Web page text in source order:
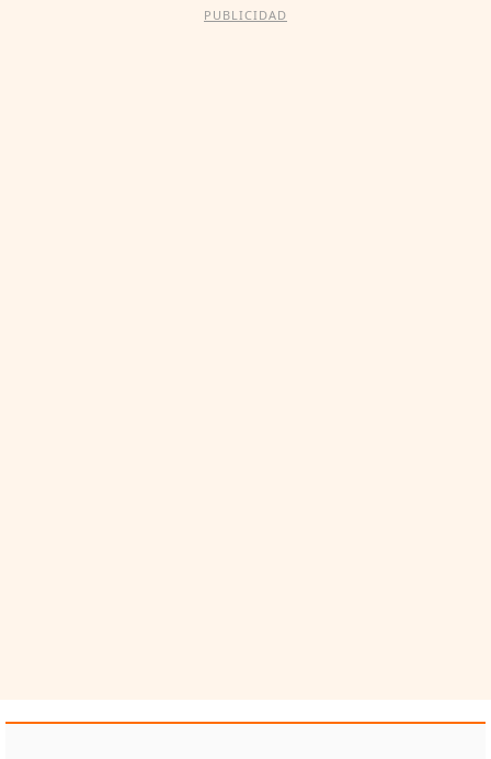
PUBLICIDAD